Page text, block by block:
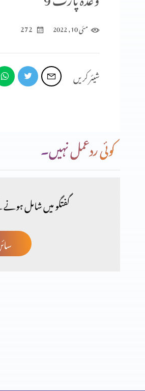
مئی 10, 2022 272
شیئر کریں
کوئی ردعمل نہیں۔
گفتگو میں شامل